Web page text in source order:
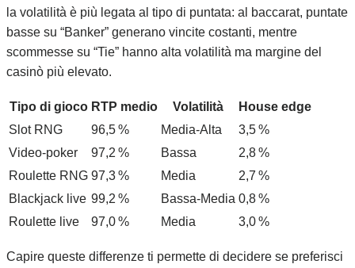
la volatilità è più legata al tipo di puntata: al baccarat, puntate
basse su “Banker” generano vincite costanti, mentre
scommesse su “Tie” hanno alta volatilità ma margine del
casinò più elevato.
Tipo di gioco RTP medio Volatilità
House edge
Slot RNG
96,5 % Media‑Alta
3,5 %
Video‑poker
97,2 % Bassa
2,8 %
Roulette RNG 97,3 % Media
2,7 %
Blackjack live 99,2 % Bassa‑Media 0,8 %
Roulette live
97,0 % Media 3,0 %
Capire queste differenze ti permette di decidere se preferisci